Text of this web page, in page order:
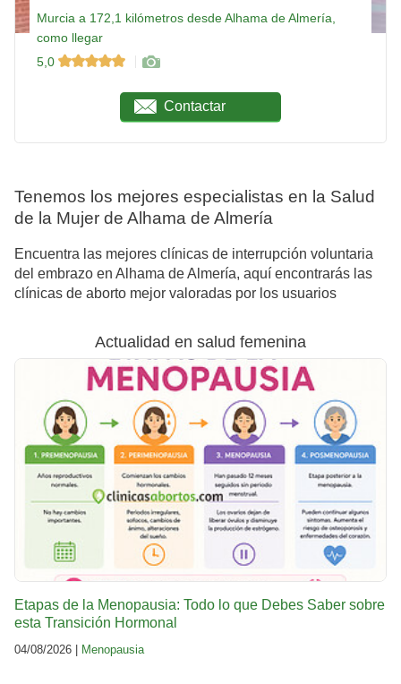
Murcia a 172,1 kilómetros desde Alhama de Almería,
como llegar
5,0
Contactar
Tenemos los mejores especialistas en la Salud
de la Mujer de Alhama de Almería
Encuentra las mejores clínicas de interrupción voluntaria
del embrazo en Alhama de Almería, aquí encontrarás las
clínicas de aborto mejor valoradas por los usuarios
Actualidad en salud femenina
Etapas de la Menopausia: Todo lo que Debes Saber sobre
esta Transición Hormonal
04/08/2026 | Menopausia